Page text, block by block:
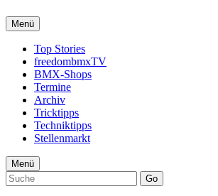
Menü
Top Stories
freedombmxTV
BMX-Shops
Termine
Archiv
Tricktipps
Techniktipps
Stellenmarkt
Menü
Go